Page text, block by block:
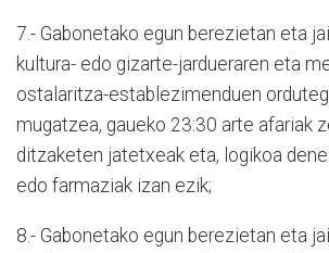
7.- Gabonetako egun berezietan eta
kultura- edo gizarte-jardueraren eta
ostalaritza-establezimenduen
mugatzea, gaueko 23:30 arte afariak
ditzaketen jatetxeak eta, logikoa
edo farmaziak izan ezik;
8.- Gabonetako egun berezietan eta